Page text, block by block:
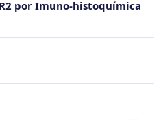
por Imuno-histoquímica